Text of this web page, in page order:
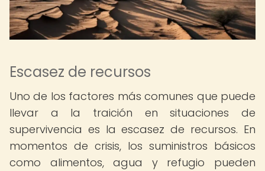
Escasez de recursos
Uno de los factores más comunes que puede
llevar a la traición en situaciones de
supervivencia es la escasez de recursos. En
momentos de crisis, los suministros básicos
como alimentos, agua y refugio pueden